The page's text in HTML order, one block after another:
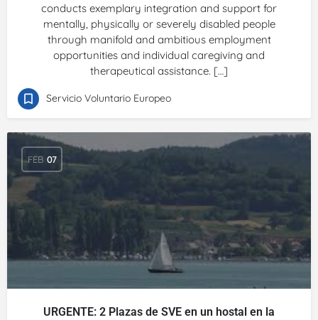
conducts exemplary integration and support for
mentally, physically or severely disabled people
through manifold and ambitious employment
opportunities and individual caregiving and
therapeutical assistance. […]
Servicio Voluntario Europeo
FEB 07
URGENTE: 2 Plazas de SVE en un hostal en la